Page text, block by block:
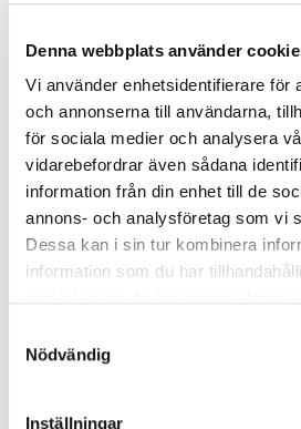
Denna webbplats använder
Vi använder enhetsidentifierare för
och annonserna till användarna,
för sociala medier och analysera
vidarebefordrar även sådana
information från din enhet till de
annons- och analysföretag som vi
Dessa kan i sin tur kombinera
information som du har
Nödvändig
Inställningar
Tillgängliga
Grundutbildning VVSin
2026
Seminarie; Att använda
databasen 10
Grundutbildning VVSin
2026
Påbyggnadsutbildning
oktober 2026